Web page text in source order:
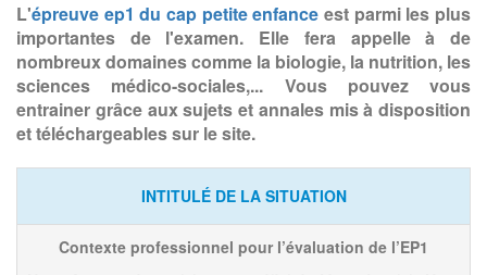
L'épreuve ep1 du cap petite enfance est parmi les plus
importantes de l'examen. Elle fera appelle à de
nombreux domaines comme la biologie, la nutrition, les
sciences médico-sociales,... Vous pouvez vous
entrainer grâce aux sujets et annales mis à disposition
et téléchargeables sur le site.
INTITULÉ DE LA SITUATION
Contexte professionnel pour l’évaluation de l’EP1